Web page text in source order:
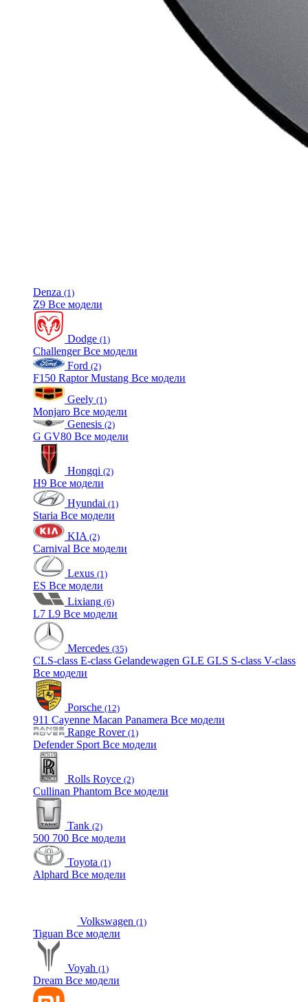
Denza (1)
Z9 Все модели
Dodge (1)
ChallengerВсе модели
Ford (2)
F150 RaptorMustang Все модели
Geely (1)
Monjaro Все модели
Genesis (2)
G GV80 Все модели
Hongqi (2)
H9 Все модели
Hyundai (1)
Staria Все модели
KIA (2)
Carnival Все модели
Lexus (1)
ES Все модели
Lixiang (6)
L7 L9 Все модели
Mercedes (35)
CLS-class E-class Gelandewagen GLE GLS S-class V-class
Все модели
Porsche (12)
911 Cayenne Macan Panamera Все модели
Range Rover (1)
Defender Sport Все модели
Rolls Royce (2)
Cullinan Phantom Все модели
Tank (2)
500 700 Все модели
Toyota (1)
Alphard Все модели
Volkswagen (1)
Tiguan Все модели
Voyah (1)
Dream Все модели